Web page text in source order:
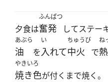
夕食は
ふんぱつ
奮発 してステー
あぶら
油 を
い
入れて
ちゅうび
中火 で
ね
やきいろ
焼き色が付くまで焼く。